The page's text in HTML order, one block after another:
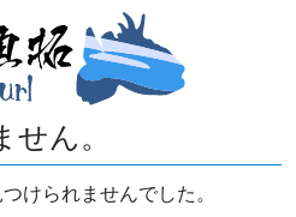
ん。
けられませんでした。